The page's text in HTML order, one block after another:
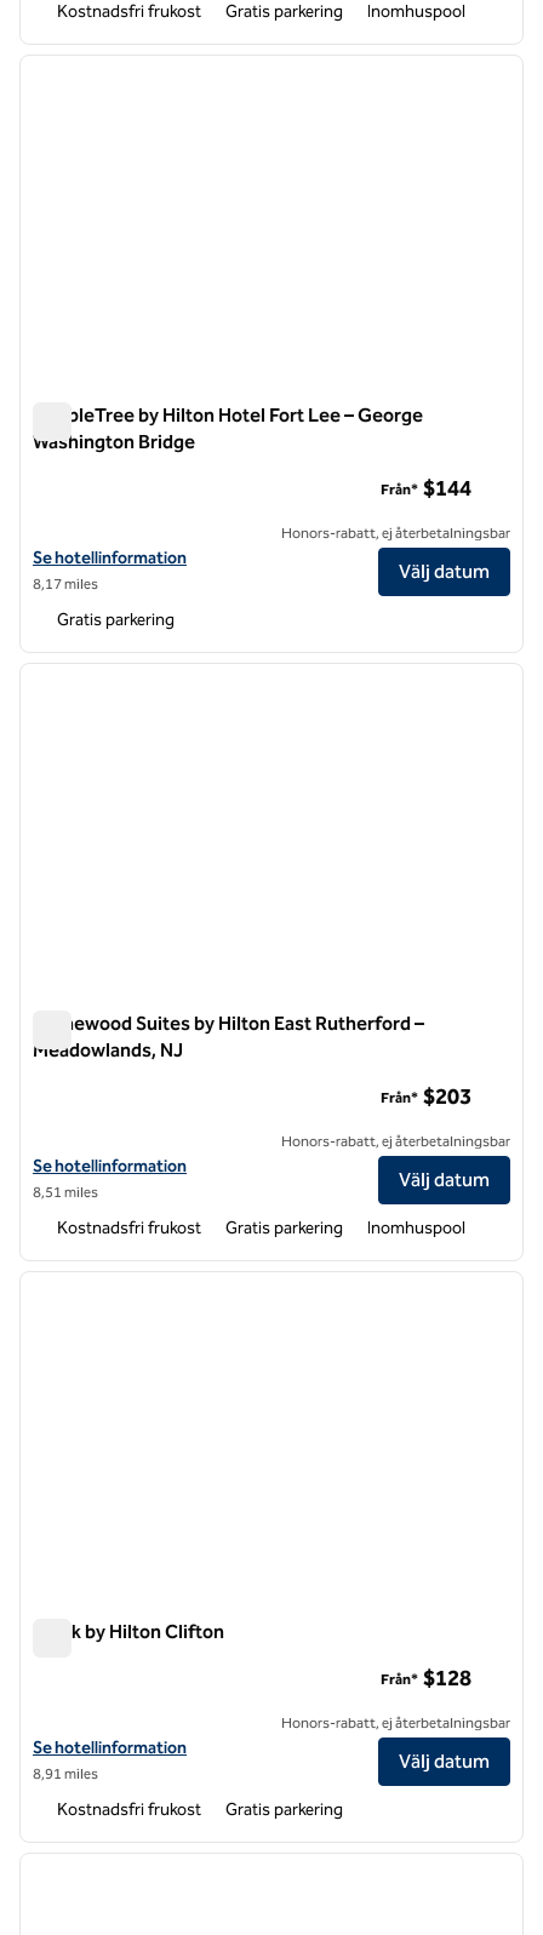
Kostnadsfri frukost Gratis parkering Inomhuspool
1 av 12
nästa
DoubleTree by Hilton Hotel Fort Lee – George
Washington Bridge
Visa hotelluppgifter för DoubleTree by Hilton Hotel Fort Lee –
Se hotellinformation
8,17 miles
Från* $144
Honors-rabatt, ej återbetalningsbar
Välj datum
Gratis parkering
1 av 13
nästa
Homewood Suites by Hilton East Rutherford –
Meadowlands, NJ
Visa hotelluppgifter för Homewood Suites by Hilton East Rutherford
Se hotellinformation
8,51 miles
Från* $203
Honors-rabatt, ej återbetalningsbar
Välj datum
Kostnadsfri frukost Gratis parkering Inomhuspool
1 av 7
nästa
Spark by Hilton Clifton
Visa hotelluppgifter för Spark by Hilton Clifton
Se hotellinformation
8,91 miles
Från* $128
Honors-rabatt, ej återbetalningsbar
Välj datum
Kostnadsfri frukost Gratis parkering
1 av 9
nästa